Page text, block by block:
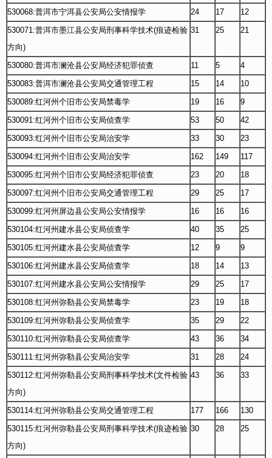
530068:普洱市宁洱县公安局公安情报学 24 17
12
530071:普洱市墨江县公安局刑事科学技术(痕迹检验
方向)
31 25 21
530080:普洱市澜沧县公安局经济犯罪侦查 11 5
4
530083:普洱市澜沧县公安局交通管理工程
15 14
10
530089:红河州个旧市公安局禁毒学
19 16
9
530091:红河州个旧市公安局侦查学
53 50
42
530093:红河州个旧市公安局治安学
33 30
23
530094:红河州个旧市公安局治安学
162 149
117
530095:红河州个旧市公安局经济犯罪侦查
23 20
18
530097:红河州个旧市公安局交通管理工程
29 25
17
530099:红河州屏边县公安局公安情报学
16 16
16
530104:红河州建水县公安局侦查学
40 35
25
530105:红河州建水县公安局侦查学
12 9
9
530106:红河州建水县公安局侦查学
18 14
13
530107:红河州建水县公安局公安情报学
29 25
17
530108:红河州弥勒县公安局禁毒学
23 19
18
530109:红河州弥勒县公安局侦查学
35 29
22
530110:红河州弥勒县公安局侦查学
43 36
34
530111:红河州弥勒县公安局治安学
31 28
24
530112:红河州弥勒县公安局刑事科学技术(文件检验
方向)
43 36 33
530114:红河州弥勒县公安局交通管理工程 177 166
130
530115:红河州弥勒县公安局刑事科学技术(痕迹检验
方向)
30 28 25